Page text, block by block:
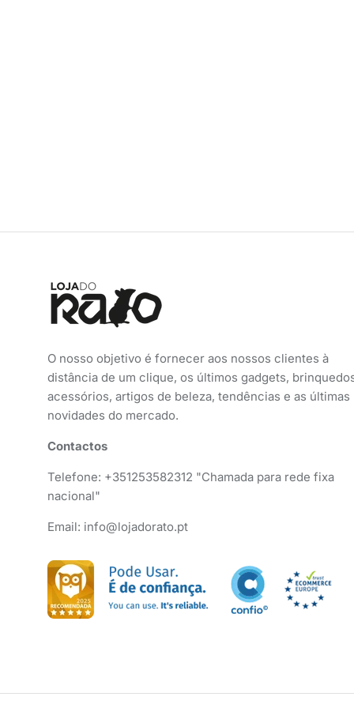
O nosso objetivo é fornecer aos nossos clientes à
distância de um clique, os últimos gadgets,
acessórios, artigos de beleza, tendências e as últimas
novidades do mercado.
Contactos
Telefone: +351253582312 "Chamada para rede fixa
nacional"
Email: info@lojadorato.pt